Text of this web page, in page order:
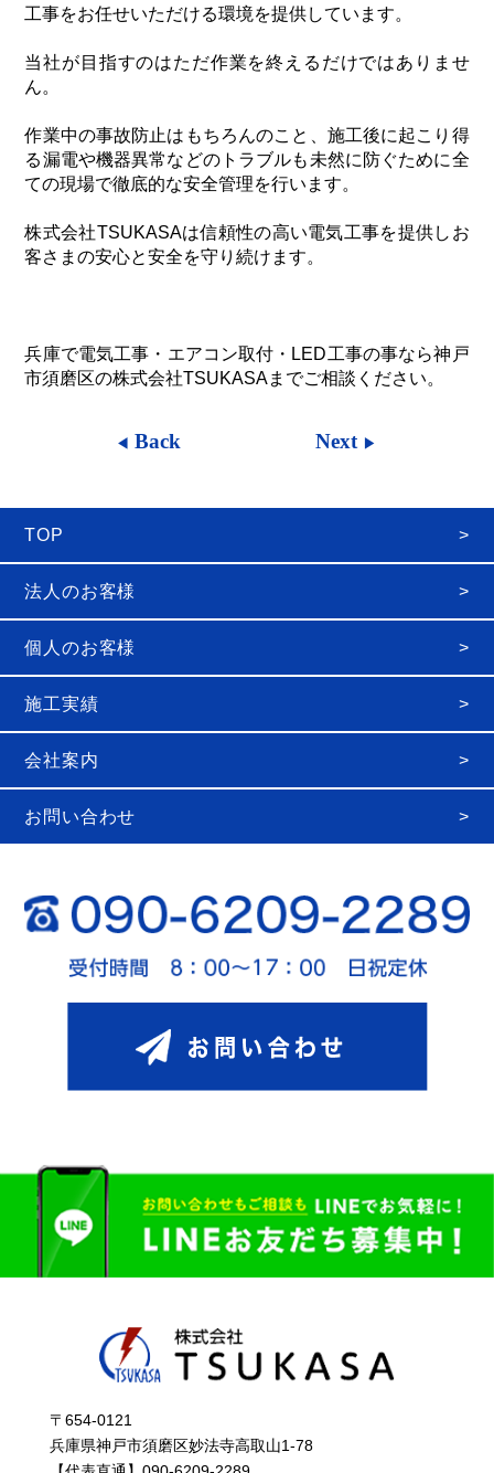
工事をお任せいただける環境を提供しています。
当社が目指すのはただ作業を終えるだけではありませ
ん。
作業中の事故防止はもちろんのこと、施工後に起こり得
る漏電や機器異常などのトラブルも未然に防ぐために全
ての現場で徹底的な安全管理を行います。
株式会社TSUKASAは信頼性の高い電気工事を提供しお
客さまの安心と安全を守り続けます。
兵庫で電気工事・エアコン取付・LED工事の事なら神戸
市須磨区の株式会社TSUKASAまでご相談ください。
Back Next
TOP
法人のお客様
個人のお客様
施工実績
会社案内
お問い合わせ
〒654-0121
兵庫県神戸市須磨区妙法寺高取山1-78